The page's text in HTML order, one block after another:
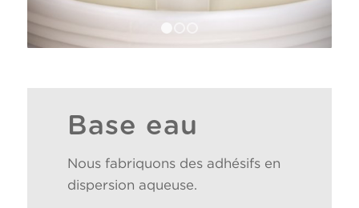
Base eau
Nous fabriquons des adhésifs en
dispersion aqueuse.